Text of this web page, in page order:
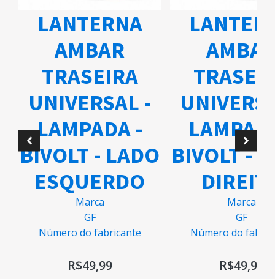
LANTERNA
AMBAR
TRASEIRA
UNIVERSAL -
LAMPADA -
BIVOLT - LADO
ESQUERDO
Marca
GF
Número do fabricante
R$49,99
BIVOLT -
Marca
GF
Número do
R$49,99